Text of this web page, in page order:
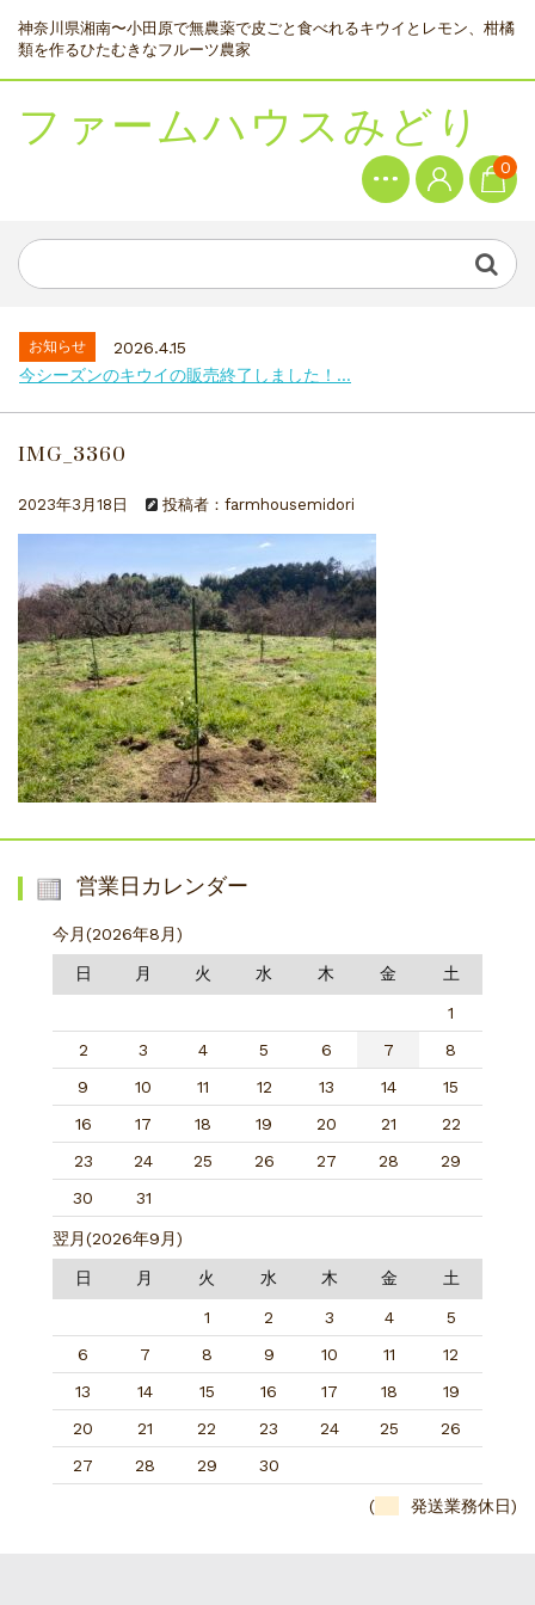
神奈川県湘南〜小田原で無農薬で皮ごと食べれるキウイとレモン、柑橘
類を作るひたむきなフルーツ農家
ファームハウスみどり 0
お知らせ
2026.4.15
今シーズンのキウイの販売終了しました！...
IMG_3360
2023年3月18日 投稿者：farmhousemidori
営業日カレンダー
今月(2026年8月)
日 月 火 水 木 金 土
1
2
3 4 5 6 7
8
9
10 11 12 13 14
15
16
17 18 19 20 21
22
23
24 25 26 27 28
29
30
31
翌月(2026年9月)
日 月 火 水 木 金 土
1 2 3 4
5
6
7 8 9 10 11
12
13
14 15 16 17 18
19
20
21 22 23 24 25
26
27
28 29 30
( 発送業務休日)